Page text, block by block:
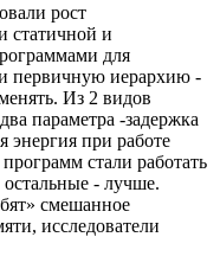
рост
статичной и
для
первичную иерархию -
Из 2 видов
параметра -задержка
энергия при работе
стали работать
- лучше.
смешанное
исследователи